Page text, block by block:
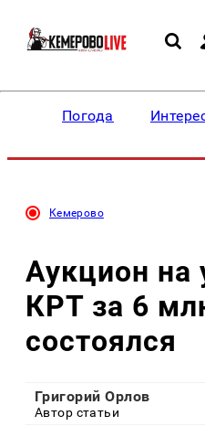
Погода
Кемерово
Аукцион на
КРТ за 6
состоялся
Григорий Орлов
Автор статьи